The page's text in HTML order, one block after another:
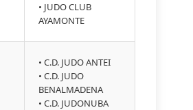
• JUDO CLUB
AYAMONTE
• C.D. JUDO ANTEI
• C.D. JUDO
BENALMADENA
• C.D. JUDONUBA